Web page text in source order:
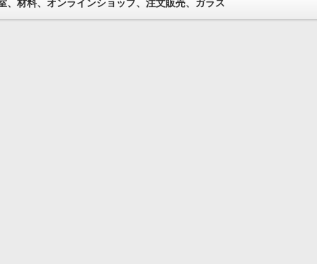
材料、オンラインショップ、注文販売、ガラス